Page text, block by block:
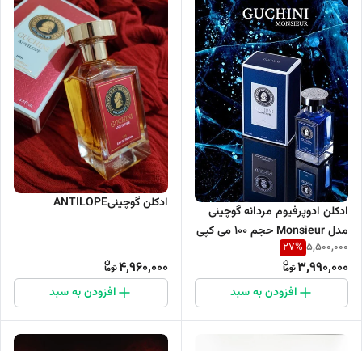
ادکلن ادوپرفیوم مردانه گوچینی
مدل Monsieur حجم 100 می کپی
5,500,000
27%
3,990,000
افزودن به سبد
ادکلن گوچینیANTILOPE
4,960,000
افزودن به سبد